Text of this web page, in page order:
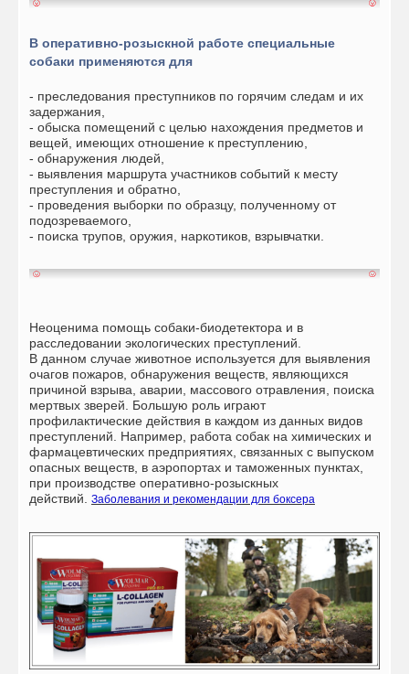
В оперативно-розыскной работе специальные
собаки применяются для
- преследования преступников по горячим следам и их
задержания,
- обыска помещений с целью нахождения предметов и
вещей, имеющих отношение к преступлению,
- обнаружения людей,
- выявления маршрута участников событий к месту
преступления и обратно,
- проведения выборки по образцу, полученному от
подозреваемого,
- поиска трупов, оружия, наркотиков, взрывчатки.
Неоценима помощь собаки-биодетектора и в
расследовании экологических преступлений.
В данном случае животное используется для выявления
очагов пожаров, обнаружения веществ, являющихся
причиной взрыва, аварии, массового отравления, поиска
мертвых зверей. Большую роль играют
профилактические действия в каждом из данных видов
преступлений. Например, работа собак на химических и
фармацевтических предприятиях, связанных с выпуском
опасных веществ, в аэропортах и таможенных пунктах,
при производстве оперативно-розыскных
действий. Заболевания и рекомендации для боксера